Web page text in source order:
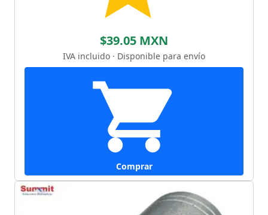
$39.05 MXN
IVA incluido · Disponible para envío
Comprar